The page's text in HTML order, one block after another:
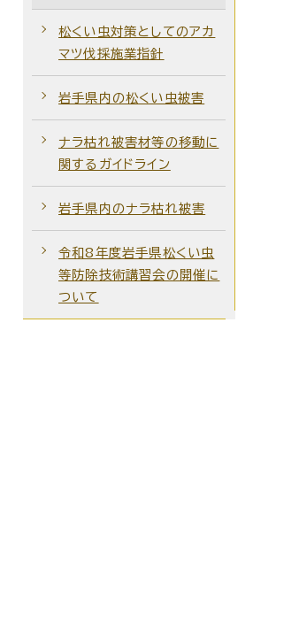
松くい虫対策としてのアカ
マツ伐採施業指針
岩手県内の松くい虫被害
ナラ枯れ被害材等の移動に
関するガイドライン
岩手県内のナラ枯れ被害
令和8年度岩手県松くい虫
等防除技術講習会の開催に
ついて